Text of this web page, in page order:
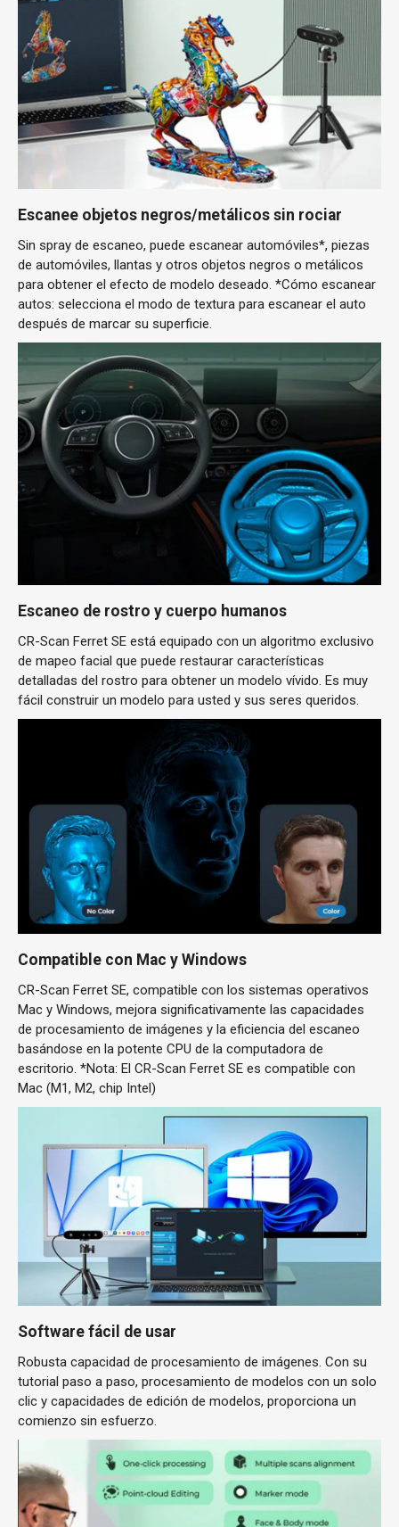
Escanee objetos negros/metálicos sin rociar
Sin spray de escaneo, puede escanear automóviles*, piezas
de automóviles, llantas y otros objetos negros o metálicos
para obtener el efecto de modelo deseado. *Cómo escanear
autos: selecciona el modo de textura para escanear el auto
después de marcar su superficie.
Escaneo de rostro y cuerpo humanos
CR-Scan Ferret SE está equipado con un algoritmo exclusivo
de mapeo facial que puede restaurar características
detalladas del rostro para obtener un modelo vívido. Es muy
fácil construir un modelo para usted y sus seres queridos.
Compatible con Mac y Windows
CR-Scan Ferret SE, compatible con los sistemas operativos
Mac y Windows, mejora significativamente las capacidades
de procesamiento de imágenes y la eficiencia del escaneo
basándose en la potente CPU de la computadora de
escritorio. *Nota: El CR-Scan Ferret SE es compatible con
Mac (M1, M2, chip Intel)
Software fácil de usar
Robusta capacidad de procesamiento de imágenes. Con su
tutorial paso a paso, procesamiento de modelos con un solo
clic y capacidades de edición de modelos, proporciona un
comienzo sin esfuerzo.